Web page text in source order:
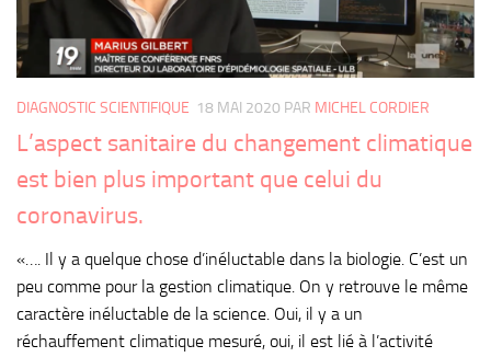
DIAGNOSTIC SCIENTIFIQUE 18 MAI 2020 PAR MICHEL CORDIER
L’aspect sanitaire du changement climatique
est bien plus important que celui du
coronavirus.
«…. Il y a quelque chose d’inéluctable dans la biologie. C’est un
peu comme pour la gestion climatique. On y retrouve le même
caractère inéluctable de la science. Oui, il y a un
réchauffement climatique mesuré, oui, il est lié à l’activité